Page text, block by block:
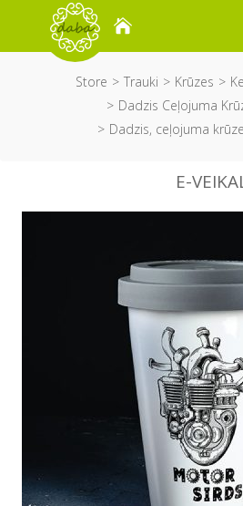
Store Trauki Krūzes
Dadzis Ceļojuma
Dadzis, ceļojuma
E-